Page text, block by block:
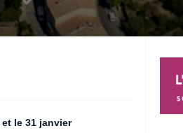
le 31 janvier